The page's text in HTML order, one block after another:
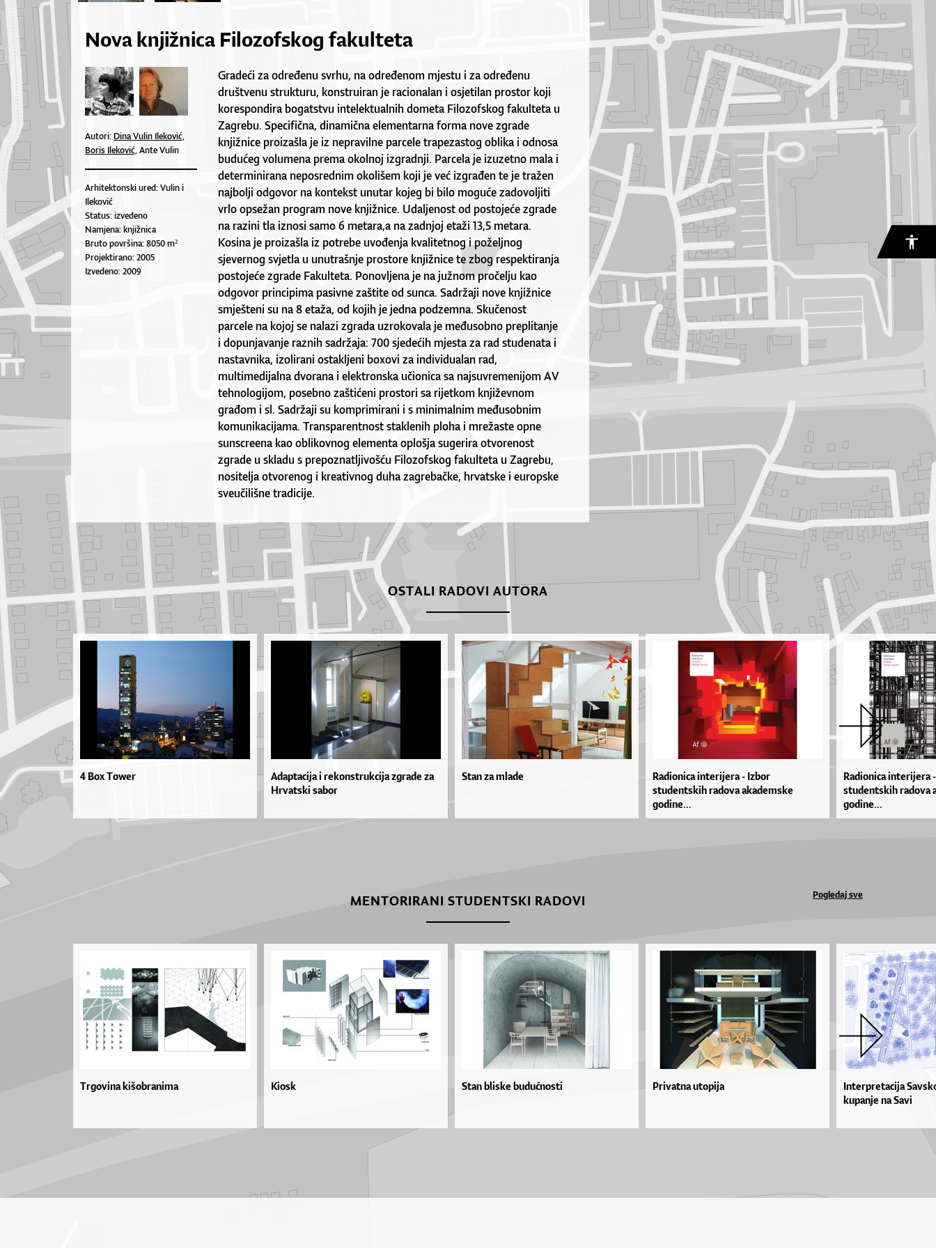
Nova knjižnica Filozofskog fakulteta
Autori: Dina Vulin Ileković,
Boris Ileković,Ante Vulin
Arhitektonski ured: Vulin i
Ileković
Status: izvedeno
Namjena: knjižnica
Bruto površina: 8050 m²
Projektirano: 2005
Izvedeno: 2009
Gradeći za određenu svrhu, na određenom mjestu i za određenu
društvenu strukturu, konstruiran je racionalan i osjetilan prostor koji
korespondira bogatstvu intelektualnih dometa Filozofskog fakulteta u
Zagrebu. Specifična, dinamična elementarna forma nove zgrade
knjižnice proizašla je iz nepravilne parcele trapezastog oblika i odnosa
budućeg volumena prema okolnoj izgradnji. Parcela je izuzetno mala i
determinirana neposrednim okolišem koji je već izgrađen te je tražen
najbolji odgovor na kontekst unutar kojeg bi bilo moguće zadovoljiti
vrlo opsežan program nove knjižnice. Udaljenost od postojeće zgrade
na razini tla iznosi samo 6 metara,a na zadnjoj etaži 13,5 metara.
Kosina je proizašla iz potrebe uvođenja kvalitetnog i poželjnog
sjevernog svjetla u unutrašnje prostore knjižnice te zbog respektiranja
postojeće zgrade Fakulteta. Ponovljena je na južnom pročelju kao
odgovor principima pasivne zaštite od sunca. Sadržaji nove knjižnice
smješteni su na 8 etaža, od kojih je jedna podzemna. Skučenost
parcele na kojoj se nalazi zgrada uzrokovala je međusobno preplitanje
i dopunjavanje raznih sadržaja: 700 sjedećih mjesta za rad studenata i
nastavnika, izolirani ostakljeni boxovi za individualan rad,
multimedijalna dvorana i elektronska učionica sa najsuvremenijom AV
tehnologijom, posebno zaštićeni prostori sa rijetkom književnom
građom i sl. Sadržaji su komprimirani i s minimalnim međusobnim
komunikacijama. Transparentnost staklenih ploha i mrežaste opne
sunscreena kao oblikovnog elementa oplošja sugerira otvorenost
zgrade u skladu s prepoznatljivošću Filozofskog fakulteta u Zagrebu,
nositelja otvorenog i kreativnog duha zagrebačke, hrvatske i europske
sveučilišne tradicije.
OSTALI RADOVI AUTORA
4 Box Tower
Adaptacija i rekonstrukcija zgrade za
Hrvatski sabor
Stan za mlade
Radionica interijera - Izbor
studentskih radova akademske
godine...
Radionica interijera
studentskih radova
godine...
MENTORIRANI STUDENTSKI RADOVI Pogledaj sve
Trgovina kišobranima Kiosk Stan bliske budućnosti Privatna utopija
Interpretacija
kupanje na Savi